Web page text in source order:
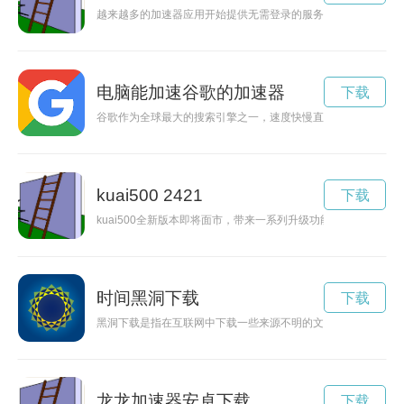
越来越多的加速器应用开始提供无需登录的服务，用户无需填
电脑能加速谷歌的加速器
谷歌作为全球最大的搜索引擎之一，速度快慢直接影响用户体
下载
kuai500 2421
kuai500全新版本即将面市，带来一系列升级功能，让用户体验
下载
时间黑洞下载
黑洞下载是指在互联网中下载一些来源不明的文件或软件，可能
下载
下载